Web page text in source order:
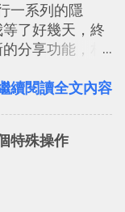
用 Trello 記
看板範本
網頁資料快速
放「強化功能」
客製化範例教
活用與範本
這樣反覆慢慢
個東西成為腦
題是，當我們一
時，自己手動進
劃要延期複習
或許就是今天
一系列的隱
了好幾天，終
分享功能，相
私設定。 嚴格來
設定是新增
讓其他朋友看
續閱讀全文內容
特殊操作